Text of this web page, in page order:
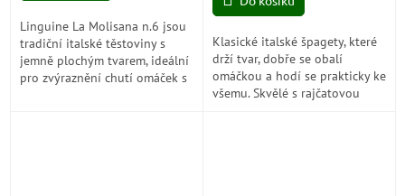
Linguine La Molisana n.6 jsou
tradiční italské těstoviny s
jemně plochým tvarem, ideální
pro zvýraznění chutí omáček s
Klasické italské špagety, které
drží tvar, dobře se obalí
omáčkou a hodí se prakticky ke
všemu. Skvělé s rajčatovou